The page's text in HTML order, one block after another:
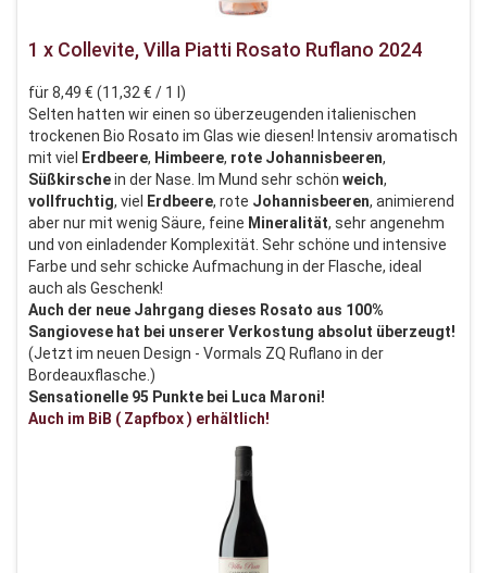
1 x Collevite, Villa Piatti Rosato Ruflano 2024
für 8,49 € (11,32 € / 1 l)
Selten hatten wir einen so überzeugenden italienischen
trockenen Bio Rosato im Glas wie diesen! Intensiv aromatisch
mit viel
Erdbeere, Himbeere, rote Johannisbeeren,
Süßkirschein der Nase. Im Mund sehr schön weich,
vollfruchtig, viel Erdbeere, rote Johannisbeeren, animierend
aber nur mit wenig Säure, feine Mineralität, sehr angenehm
und von einladender Komplexität. Sehr schöne und intensive
Farbe und sehr schicke Aufmachung in der Flasche, ideal
auch als Geschenk!
Auch der neue Jahrgang dieses Rosato aus 100%
Sangiovese hat bei unserer Verkostung absolut überzeugt!
(Jetzt im neuen Design - Vormals ZQ Ruflano in der
Bordeauxflasche.)
Sensationelle 95 Punkte bei Luca Maroni!
Auch im BiB ( Zapfbox ) erhältlich!